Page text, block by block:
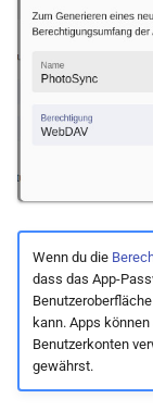
Wenn du die
dass das App-
kann. Apps
Benutzerkonten
gewährst.